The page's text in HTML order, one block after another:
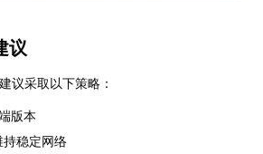
议
议采取以下策略：
版本
持稳定网络